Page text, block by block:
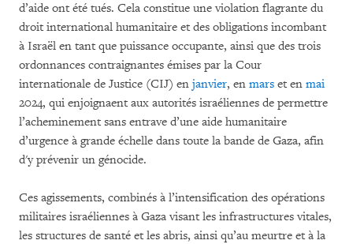
d’aide ont été tués. Cela constitue une violation flagrante du
droit international humanitaire et des obligations incombant
à Israël en tant que puissance occupante, ainsi que des trois
ordonnances contraignantes émises par la Cour
internationale de Justice (CIJ) en janvier, en mars et en mai
2024, qui enjoignaent aux autorités israéliennes de permettre
l’acheminement sans entrave d’une aide humanitaire
d’urgence à grande échelle dans toute la bande de Gaza, afin
d'y prévenir un génocide.
Ces agissements, combinés à l’intensification des opérations
militaires israéliennes à Gaza visant les infrastructures vitales,
les structures de santé et les abris, ainsi qu’au meurtre et à la